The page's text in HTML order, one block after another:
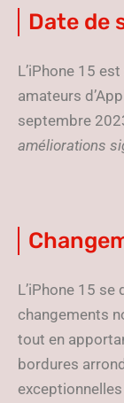
Date de
L’iPhone 15
amateurs
septembre
améliorations
L’iPhone 15
changements
tout en
bordures